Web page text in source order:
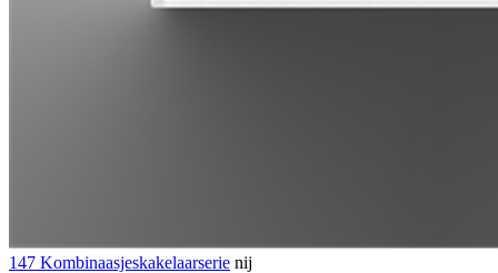
147 Kombinaasjeskakelaarserie nij